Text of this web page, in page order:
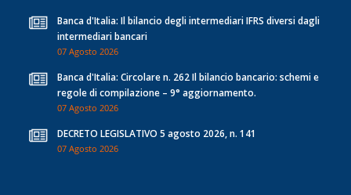
Banca d'Italia: Il bilancio degli intermediari IFRS diversi dagli
intermediari bancari
07 Agosto 2026
Banca d'Italia: Circolare n. 262 Il bilancio bancario: schemi e
regole di compilazione – 9° aggiornamento.
07 Agosto 2026
DECRETO LEGISLATIVO 5 agosto 2026, n. 141
07 Agosto 2026